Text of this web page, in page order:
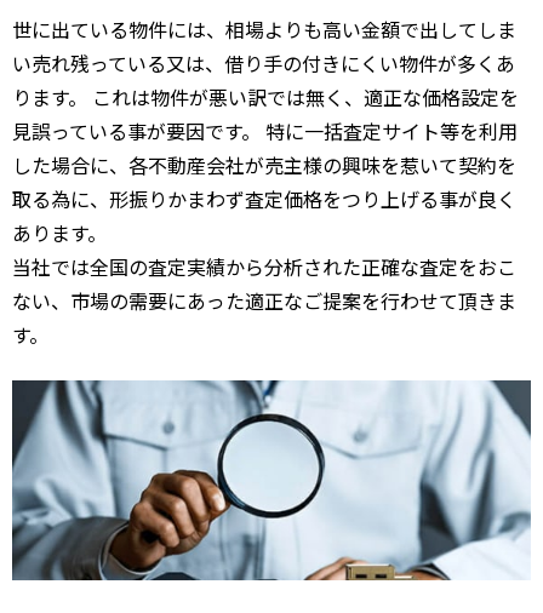
世に出ている物件には、相場よりも高い金額で出してしま
い売れ残っている又は、借り手の付きにくい物件が多くあ
ります。 これは物件が悪い訳では無く、適正な価格設定を
見誤っている事が要因です。 特に一括査定サイト等を利用
した場合に、各不動産会社が売主様の興味を惹いて契約を
取る為に、形振りかまわず査定価格をつり上げる事が良く
あります。
当社では全国の査定実績から分析された正確な査定をおこ
ない、市場の需要にあった適正なご提案を行わせて頂きま
す。